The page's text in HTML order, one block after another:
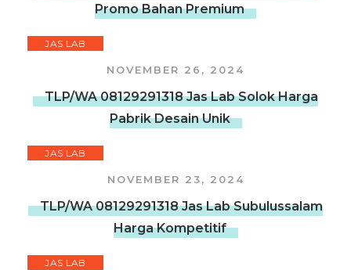
Promo Bahan Premium
JAS LAB
NOVEMBER 26, 2024
TLP/WA 08129291318 Jas Lab Solok Harga
Pabrik Desain Unik
JAS LAB
NOVEMBER 23, 2024
TLP/WA 08129291318 Jas Lab Subulussalam
Harga Kompetitif
JAS LAB